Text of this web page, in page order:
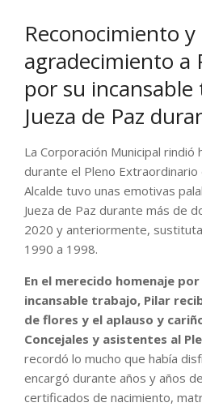
Reconocimiento y
agradecimiento a
por su
Jueza de Paz
La Corporación Municipal rindió
durante el Pleno
Alcalde tuvo unas emotivas
Jueza de Paz durante más de
2020 y anteriormente,
1990 a 1998.
En el merecido homenaje
incansable trabajo, Pilar
de flores y el aplauso y
Concejales y asistentes al
recordó lo mucho que había
encargó durante años y años
certificados de nacimiento,